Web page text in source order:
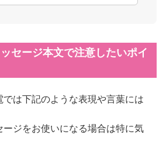
セージ本文で注意したいポイ
は下記のような表現や言葉には
ージをお使いになる場合は特に気